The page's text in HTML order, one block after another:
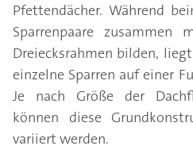
Pfettendächer. Während
Sparrenpaare zusammen
Dreiecksrahmen bilden,
einzelne Sparren auf einer
Je nach Größe der
können diese
variiert werden.